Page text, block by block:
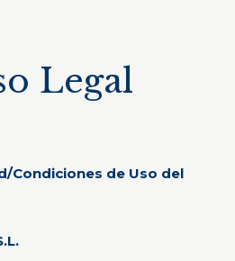
Legal
Condiciones de Uso del